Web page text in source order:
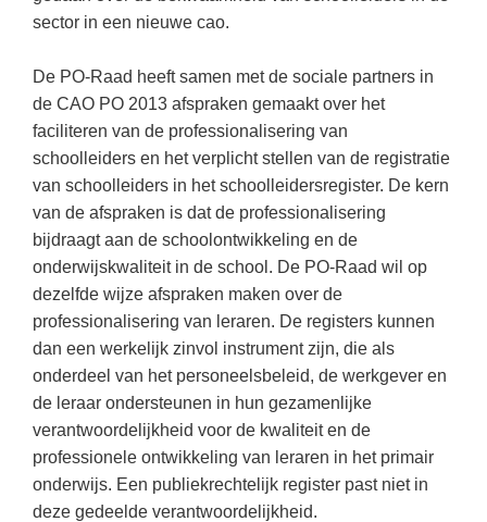
Den Haag(40)
Dordrecht (35)
Zoetermeer(18)
Eindhoven(17)
Haarlem(16)
Alkmaar(16)
Klassieke Talen
Letterkunde
Levensbeschouwing
Maatschappijleer
Muziek
Natuurkunde
Nederlands
Rekenen / Wiskunde
Scheikunde
Sociale vaardigheden
Spaans
Studievaardigheden
Techniek
(hersen)onderzoek
LEERMETHODEN
Biologie
Examentraining
Frans
Geschiedenis
Media
Nederlands
Sociale vaardigheden
Studievaardigheden
Taalvaardigheden
sector in een nieuwe cao.
De PO-Raad heeft samen met de sociale partners in
de CAO PO 2013 afspraken gemaakt over het
faciliteren van de professionalisering van
schoolleiders en het verplicht stellen van de registratie
van schoolleiders in het schoolleidersregister. De kern
van de afspraken is dat de professionalisering
bijdraagt aan de schoolontwikkeling en de
onderwijskwaliteit in de school. De PO-Raad wil op
dezelfde wijze afspraken maken over de
professionalisering van leraren. De registers kunnen
dan een werkelijk zinvol instrument zijn, die als
onderdeel van het personeelsbeleid, de werkgever en
de leraar ondersteunen in hun gezamenlijke
verantwoordelijkheid voor de kwaliteit en de
professionele ontwikkeling van leraren in het primair
onderwijs. Een publiekrechtelijk register past niet in
deze gedeelde verantwoordelijkheid.